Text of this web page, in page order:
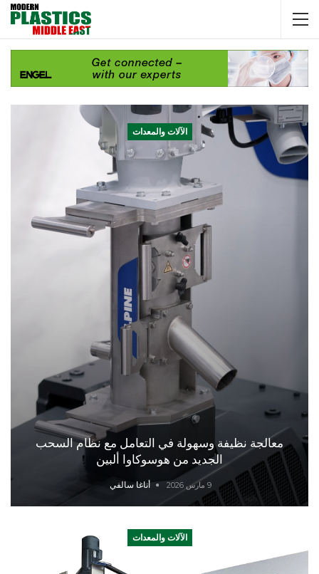
الآلات والمعدات
معالجة نظيفة وسهولة في التعامل مع نظام السحب
الجديد من هوسوكاوا ألبين
أناغا سالفي 9 مارس 2026
الآلات والمعدات